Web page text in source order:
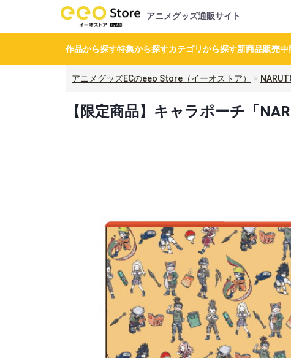
アニメグッズ通販サイト
作品から探す特集から探すカテゴリから探す新商品販売中
アニメグッズECのeeo Store（イーオストア）
【限定商品】キャラポーチ「